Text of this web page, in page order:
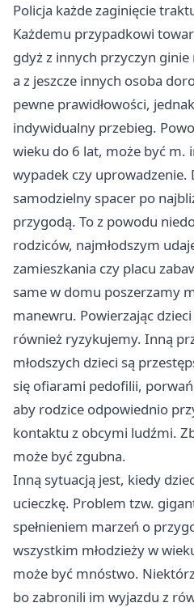
Policja każde zaginięcie
Każdemu przypadkowi
gdyż z innych przyczyn ginie
a z jeszcze innych osoba
pewne prawidłowości,
indywidualny przebieg.
wieku do 6 lat, może być m.
wypadek czy uprowadzenie.
samodzielny spacer po
przygodą. To z powodu
rodziców, najmłodszym
zamieszkania czy placu
same w domu poszerzamy
manewru. Powierzając
również ryzykujemy. Inną
młodszych dzieci są
się ofiarami pedofilii,
aby rodzice odpowiednio
kontaktu z obcymi ludźmi.
może być zgubna.
Inną sytuacją jest, kiedy
ucieczkę. Problem tzw.
spełnieniem marzeń o
wszystkim młodzieży w
może być mnóstwo.
bo zabronili im wyjazdu z